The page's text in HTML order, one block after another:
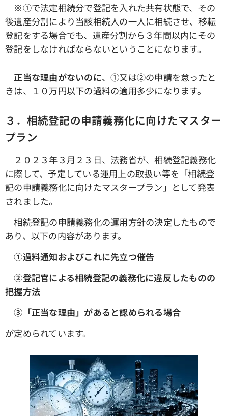
※①で法定相続分で登記を入れた共有状態で、その
後遺産分割により当該相続人の一人に相続させ、移転
登記をする場合でも、遺産分割から３年間以内にその
登記をしなければならないということになります。
正当な理由がないのに、①又は➁の申請を怠ったと
きは、１０万円以下の過料の適用多少になります。
３．相続登記の申請義務化に向けたマスター
プラン
２０２３年３月２３日、法務省が、相続登記義務化
に際して、予定している運用上の取扱い等を「相続登
記の申請義務化に向けたマスタープラン」として発表
されました。
相続登記の申請義務化の運用方針の決定したもので
あり、以下の内容があります。
①過料通知およびこれに先立つ催告
➁登記官による相続登記の義務化に違反したものの
把握方法
③「正当な理由」があると認められる場合
が定められています。